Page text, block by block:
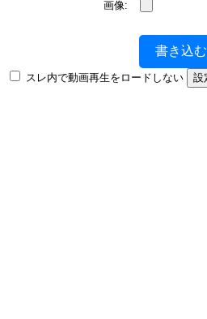
画像:
書き込む
スレ内で動画再生をロードしない